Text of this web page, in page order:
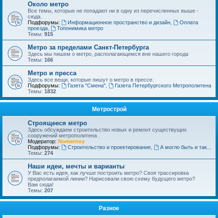
Около метро
Все темы, которые не попадают ни в одну из перечисленных выше -
сюда.
Подфорумы:
Информационное пространство и дизайн,
Оплата
проезда
Топонимика метро
Темы: 915
Метро за пределами Санкт-Петербурга
Здесь мы пишем о метро, располагающемся вне нашего города
Темы: 166
Метро и пресса
Здесь все вещи, которые пишут о метро в прессе.
Подфорумы:
Газета "Смена",
Газета Петербургского Метрополитена
Темы: 1832
Метрострой
Строящееся метро
Здесь обсуждаем строительство новых и ремонт существущих
сооружений метрополитена .
Модератор: Nomernoy
Подфорумы:
Строительство и проектирование,
А могло быть и так...
Темы: 274
Наши идеи, мечты и варианты
У Вас есть идея, как лучше построить метро? Своя трассировка
предполагаемой линии? Нарисовали свою схему будущего метро?
Вам сюда!
Темы: 207
Разное